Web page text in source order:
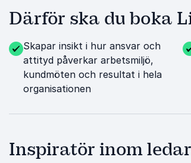
Därför ska du boka
Skapar insikt i hur ansvar och
attityd påverkar arbetsmiljö,
kundmöten och resultat i hela
organisationen
Inspiratör inom